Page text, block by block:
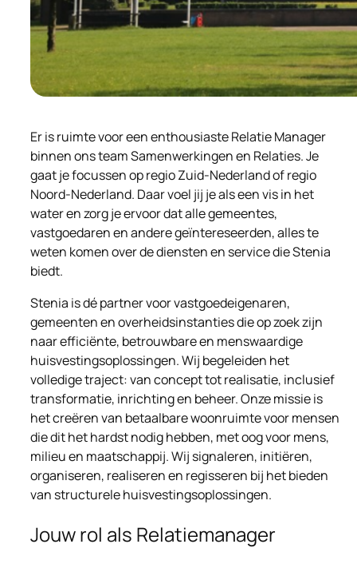
Er is ruimte voor een enthousiaste Relatie Manager
binnen ons team Samenwerkingen en Relaties. Je
gaat je focussen op regio Zuid-Nederland of regio
Noord-Nederland. Daar voel jij je als een vis in het
water en zorg je ervoor dat alle gemeentes,
vastgoedaren en andere geïntereseerden, alles te
weten komen over de diensten en service die Stenia
biedt.
Stenia is dé partner voor vastgoedeigenaren,
gemeenten en overheidsinstanties die op zoek zijn
naar efficiënte, betrouwbare en menswaardige
huisvestingsoplossingen. Wij begeleiden het
volledige traject: van concept tot realisatie, inclusief
transformatie, inrichting en beheer. Onze missie is
het creëren van betaalbare woonruimte voor mensen
die dit het hardst nodig hebben, met oog voor mens,
milieu en maatschappij. Wij signaleren, initiëren,
organiseren, realiseren en regisseren bij het bieden
van structurele huisvestingsoplossingen.
Jouw rol als Relatiemanager